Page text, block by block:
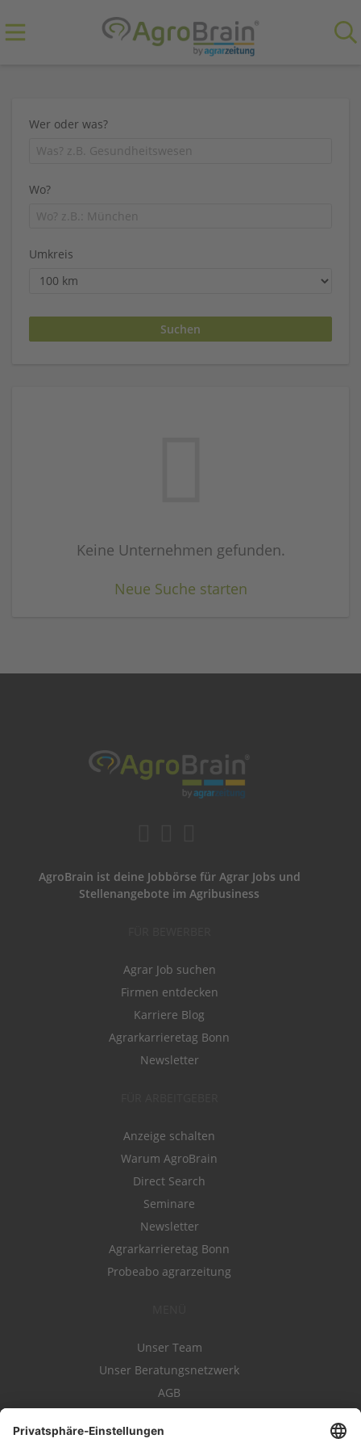
Wer oder was?
Wo?
Umkreis
Keine Unternehmen gefunden.
Neue Suche starten
AgroBrain ist deine Jobbörse für Agrar Jobs und
Stellenangebote im Agribusiness
Agrar Job suchen
Firmen entdecken
Karriere Blog
Agrarkarrieretag Bonn
Newsletter
Anzeige schalten
Warum AgroBrain
Direct Search
Seminare
Newsletter
Agrarkarrieretag Bonn
Probeabo agrarzeitung
Unser Team
Unser Beratungsnetzwerk
AGB
Datenschutz